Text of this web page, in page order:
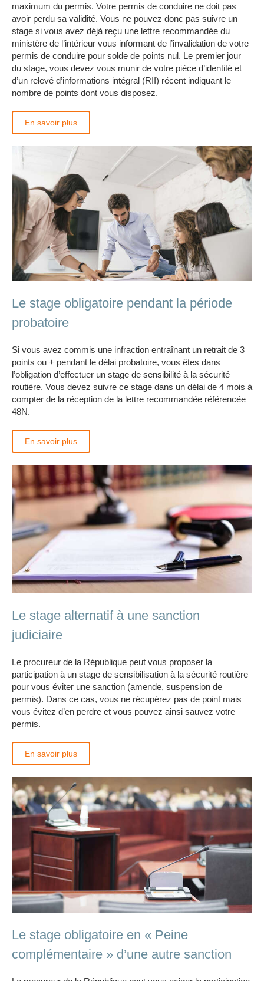
maximum du permis. Votre permis de conduire ne doit pas
avoir perdu sa validité. Vous ne pouvez donc pas suivre un
stage si vous avez déjà reçu une lettre recommandée du
ministère de l’intérieur vous informant de l’invalidation de votre
permis de conduire pour solde de points nul. Le premier jour
du stage, vous devez vous munir de votre pièce d’identité et
d’un relevé d’informations intégral (RII) récent indiquant le
nombre de points dont vous disposez.
En savoir plus
Le stage obligatoire pendant la période
probatoire
Si vous avez commis une infraction entraînant un retrait de 3
points ou + pendant le délai probatoire, vous êtes dans
l’obligation d’effectuer un stage de sensibilité à la sécurité
routière. Vous devez suivre ce stage dans un délai de 4 mois à
compter de la réception de la lettre recommandée référencée
48N.
En savoir plus
Le stage alternatif à une sanction
judiciaire
Le procureur de la République peut vous proposer la
participation à un stage de sensibilisation à la sécurité routière
pour vous éviter une sanction (amende, suspension de
permis). Dans ce cas, vous ne récupérez pas de point mais
vous évitez d’en perdre et vous pouvez ainsi sauvez votre
permis.
En savoir plus
Le stage obligatoire en « Peine
complémentaire » d’une autre sanction